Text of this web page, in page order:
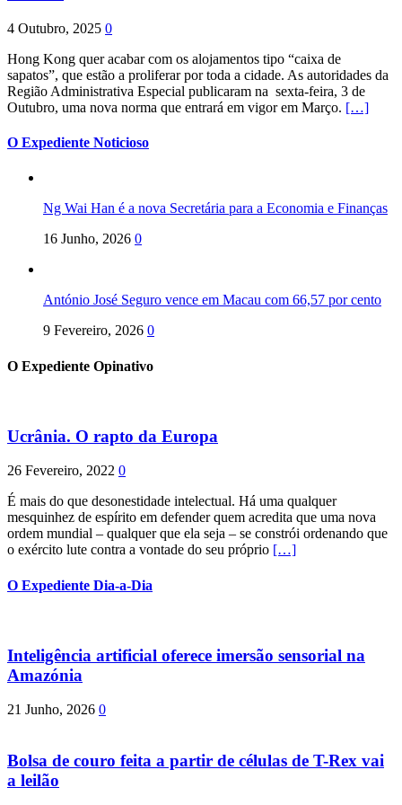
4 Outubro, 2025 0
Hong Kong quer acabar com os alojamentos tipo “caixa de
sapatos”, que estão a proliferar por toda a cidade. As autoridades da
Região Administrativa Especial publicaram na sexta-feira, 3 de
Outubro, uma nova norma que entrará em vigor em Março. […]
O Expediente Noticioso
Ng Wai Han é a nova Secretária para a Economia e Finanças
16 Junho, 2026 0
António José Seguro vence em Macau com 66,57 por cento
9 Fevereiro, 2026 0
O Expediente Opinativo
Ucrânia. O rapto da Europa
26 Fevereiro, 2022 0
É mais do que desonestidade intelectual. Há uma qualquer
mesquinhez de espírito em defender quem acredita que uma nova
ordem mundial – qualquer que ela seja – se constrói ordenando que
o exército lute contra a vontade do seu próprio […]
O Expediente Dia-a-Dia
Inteligência artificial oferece imersão sensorial na
Amazónia
21 Junho, 2026 0
Bolsa de couro feita a partir de células de T-Rex vai
a leilão